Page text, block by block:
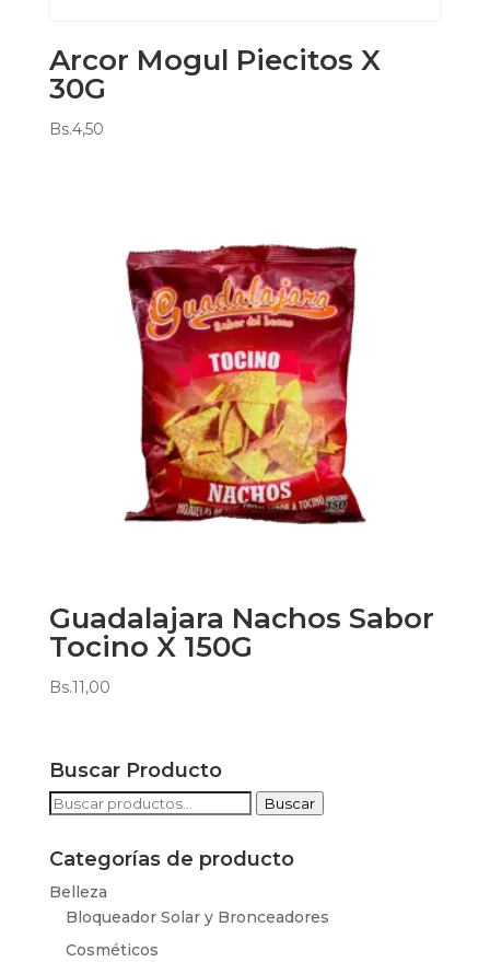
Arcor Mogul Piecitos X
30G
Bs.4,50
Guadalajara Nachos Sabor
Tocino X 150G
Bs.11,00
Buscar Producto
Buscar
Buscar
Categorías de producto
Belleza
Bloqueador Solar y Bronceadores
Cosméticos